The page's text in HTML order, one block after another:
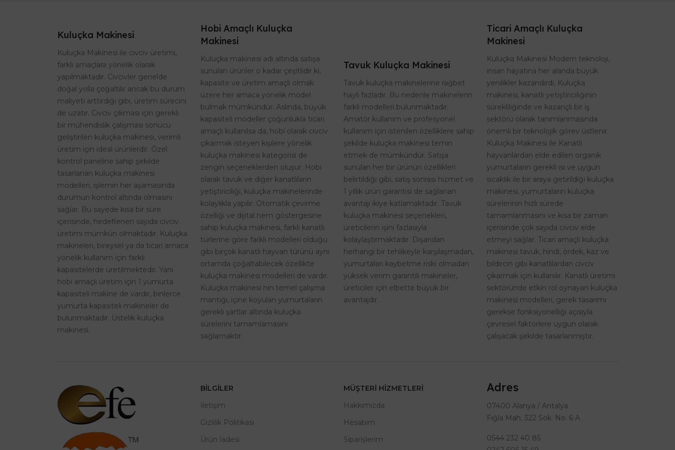
Kuluçka Makinesi
Kuluçka Makinesi ile civciv üretimi,
farklı amaçlara yönelik olarak
yapılmaktadır. Civcivler genelde
doğal yolla çoğaltılır ancak bu durum
maliyeti arttırdığı gibi, üretim sürecini
de uzatır. Civciv çıkması için gerekli
bir mühendislik çalışması sonucu
geliştirilen kuluçka makinesi, verimli
üretim için ideal ürünlerdir. Özel
kontrol paneline sahip şekilde
tasarlanan kuluçka makinesi
modelleri, işlemin her aşamasında
durumun kontrol altında olmasını
sağlar. Bu sayede kısa bir süre
içerisinde, hedeflenen sayıda civciv
üretimi mümkün olmaktadır. Kuluçka
makineleri, bireysel ya da ticari amaca
yönelik kullanım için farklı
kapasitelerde üretilmektedir. Yani
hobi amaçlı üretim için 1 yumurta
kapasiteli makine de vardır, binlerce
yumurta kapasiteli makineler de
bulunmaktadır. Üstelik kuluçka
makinesi.
Hobi Amaçlı Kuluçka
Makinesi
Kuluçka makinesi adı altında satışa
sunulan ürünler o kadar çeşitlidir ki,
kapasite ve üretim amaçlı olmak
üzere her amaca yönelik model
bulmak mümkündür. Aslında, büyük
kapasiteli modeller çoğunlukla ticari
amaçlı kullanılsa da, hobi olarak civciv
çıkarmak isteyen kişilere yönelik
kuluçka makinesi kategorisi de
zengin seçeneklerden oluşur. Hobi
olarak tavuk ve diğer kanatlıların
yetiştiriciliği, kuluçka makinelerinde
kolaylıkla yapılır. Otomatik çevirme
özelliği ve dijital nem göstergesine
sahip kuluçka makinesi, farklı kanatlı
türlerine göre farklı modelleri olduğu
gibi birçok kanatlı hayvan türünü aynı
ortamda çoğaltabilecek özellikte
kuluçka makinesi modelleri de vardır.
Kuluçka makinesi nin temel çalışma
mantığı, içine koyulan yumurtaların
gerekli şartlar altında kuluçka
sürelerini tamamlamasını
sağlamaktır.
Tavuk Kuluçka Makinesi
Tavuk kuluçka makinelerine rağbet
hayli fazladır. Bu nedenle makinelerin
farklı modelleri bulunmaktadır.
Amatör kullanım ve profesyonel
kullanım için istenilen özelliklere sahip
şekilde kuluçka makinesi temin
etmek de mümkündür. Satışa
sunulan her bir ürünün özellikleri
belirtildiği gibi, satış sonrası hizmet ve
1 yıllık ürün garantisi de sağlanan
avantajı ikiye katlamaktadır. Tavuk
kuluçka makinesi seçenekleri,
üreticilerin işini fazlasıyla
kolaylaştırmaktadır. Dışarıdan
herhangi bir tehlikeyle karşılaşmadan,
yumurtaları kaybetme riski olmadan
yüksek verim garantili makineler,
üreticiler için elbette büyük bir
avantajdır.
Ticari Amaçlı Kuluçka
Makinesi
Kuluçka Makinesi Modern teknoloji,
insan hayatına her alanda büyük
yenilikler kazandırdı. Kuluçka
makinesi, kanatlı yetiştiriciliğinin
sürekliliğinde ve kazançlı bir iş
sektörü olarak tanımlanmasında
önemli bir teknolojik görev üstlenir.
Kuluçka Makinesi ile Kanatlı
hayvanlardan elde edilen organik
yumurtaların gerekli ısı ve uygun
sıcaklık ile bir araya getirildiği kuluçka
makinesi, yumurtaların kuluçka
sürelerinin hızlı sürede
tamamlanmasını ve kısa bir zaman
içerisinde çok sayıda civciv elde
etmeyi sağlar. Ticari amaçlı kuluçka
makinesi tavuk, hindi, ördek, kaz ve
bıldırcın gibi kanatlılardan civciv
çıkarmak için kullanılır. Kanatlı üretimi
sektöründe etkin rol oynayan kuluçka
makinesi modelleri, gerek tasarımı
gerekse fonksiyonelliği açısıyla
çevresel faktörlere uygun olarak
çalışacak şekilde tasarlanmıştır.
BILGILER
İletişim
Gizlilik Politikası
Ürün İadesi
MÜŞTERI HIZMETLERI
Hakkımızda
Hesabım
Siparişlerim
Adres
07400 Alanya / Antalya
Fığla Mah. 322 Sok. No. 6 A
0544 232 40 85